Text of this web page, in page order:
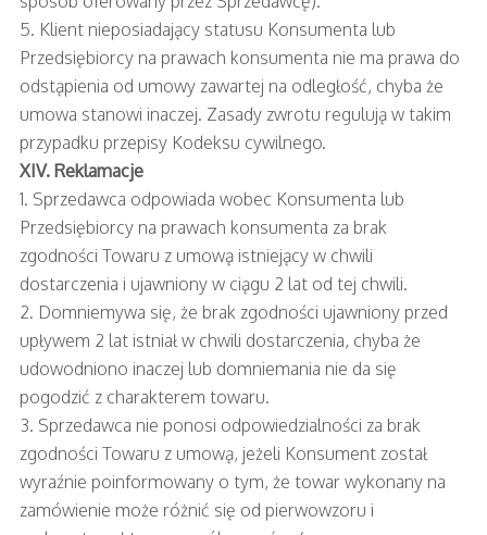
5. Klient nieposiadający statusu Konsumenta lub
Przedsiębiorcy na prawach konsumenta nie ma prawa do
odstąpienia od umowy zawartej na odległość, chyba że
umowa stanowi inaczej. Zasady zwrotu regulują w takim
przypadku przepisy Kodeksu cywilnego.
XIV. Reklamacje
1. Sprzedawca odpowiada wobec Konsumenta lub
Przedsiębiorcy na prawach konsumenta za brak
zgodności Towaru z umową istniejący w chwili
dostarczenia i ujawniony w ciągu 2 lat od tej chwili.
2. Domniemywa się, że brak zgodności ujawniony przed
upływem 2 lat istniał w chwili dostarczenia, chyba że
udowodniono inaczej lub domniemania nie da się
pogodzić z charakterem towaru.
3. Sprzedawca nie ponosi odpowiedzialności za brak
zgodności Towaru z umową, jeżeli Konsument został
wyraźnie poinformowany o tym, że towar wykonany na
zamówienie może różnić się od pierwowzoru i